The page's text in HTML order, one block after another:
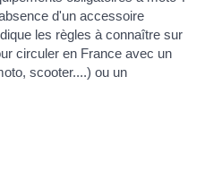
d'un accessoire
les règles à connaître sur
circuler en France avec un
scooter....) ou un